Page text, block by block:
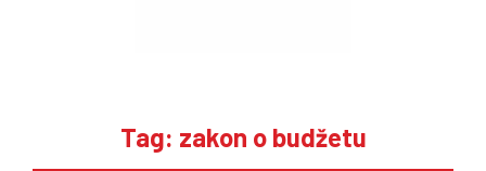
Tag: zakon o budžetu